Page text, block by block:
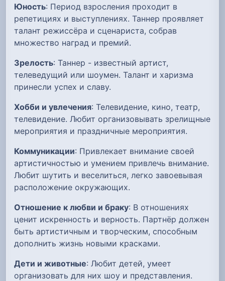
Юность: Период взросления проходит в
репетициях и выступлениях. Таннер проявляет
талант режиссёра и сценариста, собрав
множество наград и премий.
Зрелость: Таннер - известный артист,
телеведущий или шоумен. Талант и харизма
принесли успех и славу.
Хобби и увлечения: Телевидение, кино, театр,
телевидение. Любит организовывать зрелищные
мероприятия и праздничные мероприятия.
Коммуникации: Привлекает внимание своей
артистичностью и умением привлечь внимание.
Любит шутить и веселиться, легко завоевывая
расположение окружающих.
Отношение к любви и браку: В отношениях
ценит искренность и верность. Партнёр должен
быть артистичным и творческим, способным
дополнить жизнь новыми красками.
Дети и животные: Любит детей, умеет
организовать для них шоу и представления.